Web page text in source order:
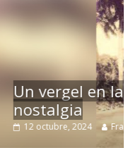
de la
0